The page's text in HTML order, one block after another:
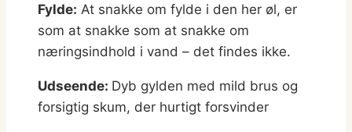
Fylde: At snakke om fylde i den her øl, er
som at snakke som at snakke om
næringsindhold i vand – det findes ikke.
Udseende: Dyb gylden med mild brus og
forsigtig skum, der hurtigt forsvinder